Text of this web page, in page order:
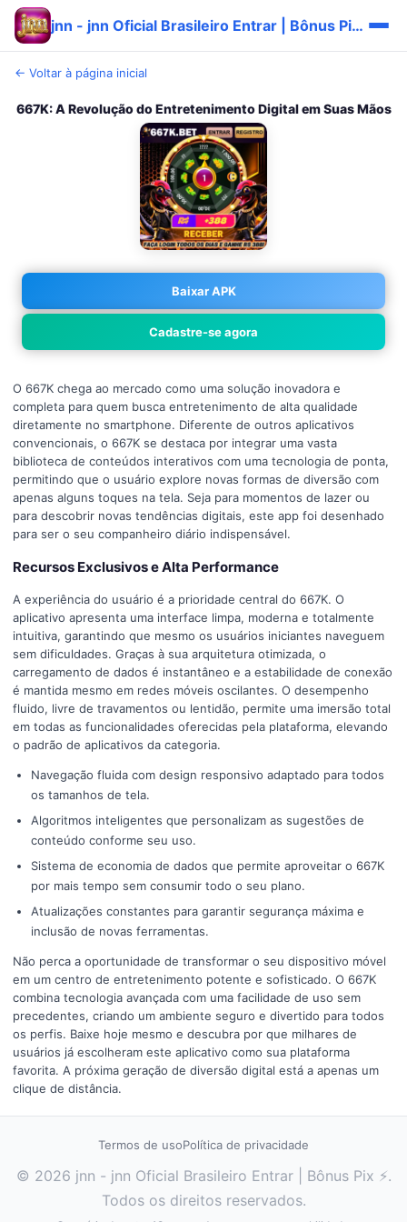
jnn - jnn Oficial Brasileiro Entrar | Bônus Pix ⚡
← Voltar à página inicial
667K: A Revolução do Entretenimento Digital em Suas Mãos
Baixar APK
Cadastre-se agora
O 667K chega ao mercado como uma solução inovadora e
completa para quem busca entretenimento de alta qualidade
diretamente no smartphone. Diferente de outros aplicativos
convencionais, o 667K se destaca por integrar uma vasta
biblioteca de conteúdos interativos com uma tecnologia de ponta,
permitindo que o usuário explore novas formas de diversão com
apenas alguns toques na tela. Seja para momentos de lazer ou
para descobrir novas tendências digitais, este app foi desenhado
para ser o seu companheiro diário indispensável.
Recursos Exclusivos e Alta Performance
A experiência do usuário é a prioridade central do 667K. O
aplicativo apresenta uma interface limpa, moderna e totalmente
intuitiva, garantindo que mesmo os usuários iniciantes naveguem
sem dificuldades. Graças à sua arquitetura otimizada, o
carregamento de dados é instantâneo e a estabilidade de conexão
é mantida mesmo em redes móveis oscilantes. O desempenho
fluido, livre de travamentos ou lentidão, permite uma imersão total
em todas as funcionalidades oferecidas pela plataforma, elevando
o padrão de aplicativos da categoria.
Navegação fluida com design responsivo adaptado para todos
os tamanhos de tela.
Algoritmos inteligentes que personalizam as sugestões de
conteúdo conforme seu uso.
Sistema de economia de dados que permite aproveitar o 667K
por mais tempo sem consumir todo o seu plano.
Atualizações constantes para garantir segurança máxima e
inclusão de novas ferramentas.
Não perca a oportunidade de transformar o seu dispositivo móvel
em um centro de entretenimento potente e sofisticado. O 667K
combina tecnologia avançada com uma facilidade de uso sem
precedentes, criando um ambiente seguro e divertido para todos
os perfis. Baixe hoje mesmo e descubra por que milhares de
usuários já escolheram este aplicativo como sua plataforma
favorita. A próxima geração de diversão digital está a apenas um
clique de distância.
Termos de usoPolítica de privacidade
© 2026 jnn - jnn Oficial Brasileiro Entrar | Bônus Pix ⚡.
Todos os direitos reservados.